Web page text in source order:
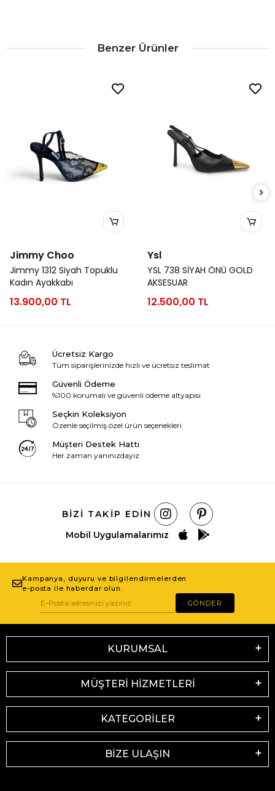
Benzer Ürünler
Jimmy Choo
Jimmy 1312 Siyah Topuklu
Kadın Ayakkabı
13.900,00 TL
Ysl
YSL 738 SİYAH ÖNÜ GOLD
AKSESUAR
12.500,00 TL
Ücretsiz Kargo
Tüm siparişlerinizde hızlı ve ücretsiz teslimat
Güvenli Ödeme
%100 korumalı ve güvenli ödeme altyapısı
Seçkin Koleksiyon
Özenle seçilmiş özel ürün seçenekleri
Müşteri Destek Hattı
Her zaman yanınızdayız
BIZI TAKIP EDIN
Mobil Uygulamalarımız
Kampanya, duyuru ve bilgilendirmelerden
e-posta ile haberdar olun.
GÖNDER
KURUMSAL
MÜŞTERİ HİZMETLERİ
KATEGORİLER
BİZE ULAŞIN